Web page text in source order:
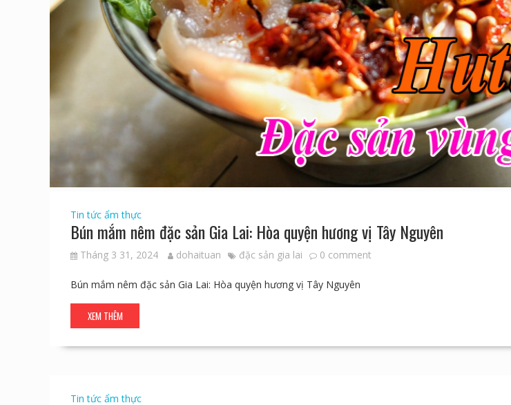
Tin tức ẩm thực
Bún mắm nêm đặc sản Gia Lai: Hòa quyện hương vị Tây Nguyên
Tháng 3 31, 2024 dohaituan đặc sản gia lai 0 comment
Bún mắm nêm đặc sản Gia Lai: Hòa quyện hương vị Tây Nguyên
XEM THÊM
Tin tức ẩm thực